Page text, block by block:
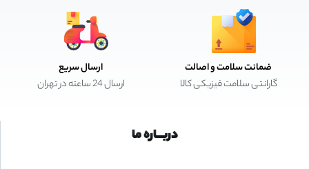
ضمانت سلامت و اصالت
گارانتی سلامت فیزیکی کالا
ارسال سریع
ارسال 24 ساعته در تهران
دربـــاره ما